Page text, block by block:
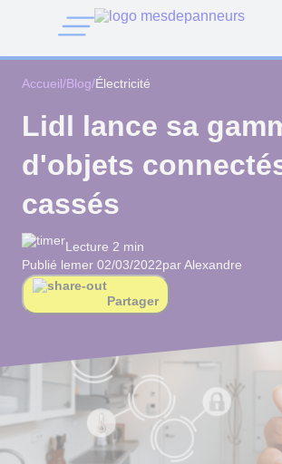
Accueil/Blog/Électricité
Lidl lance sa
d'objets
cassés
Lecture 2 min
Publié lemer 02/03/2022par Alexandre
Partager